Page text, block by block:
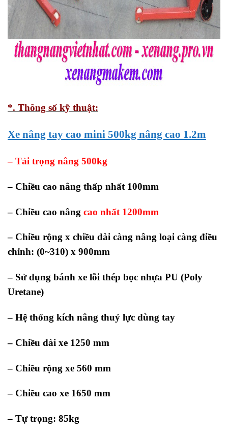
*. Thông số kỹ thuật:
Xe nâng tay cao mini 500kg nâng cao 1.2m
– Tải trọng nâng 500kg
– Chiều cao nâng thấp nhất 100mm
– Chiều cao nâng cao nhất 1200mm
– Chiều rộng x chiều dài càng nâng loại càng điều
chỉnh: (0~310) x 900mm
– Sử dụng bánh xe lõi thép bọc nhựa PU (Poly
Uretane)
– Hệ thống kích nâng thuỷ lực dùng tay
– Chiều dài xe 1250 mm
– Chiều rộng xe 560 mm
– Chiều cao xe 1650 mm
– Tự trọng: 85kg